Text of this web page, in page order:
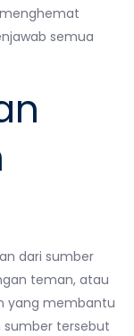
semua
dari sumber
teman, atau
yang membantu
sumber tersebut